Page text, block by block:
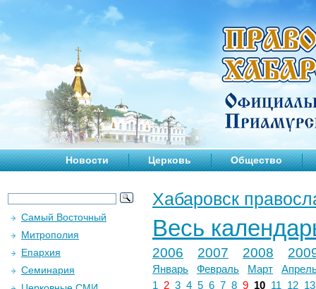
Новости Церковь Общество
Хабаровск
Весь
2006 2007 2008
Январь Февраль Март
1
2 3 4 5 6 7 8 9 10 11 12 13
Самый Восточный
Митрополия
Епархия
Семинария